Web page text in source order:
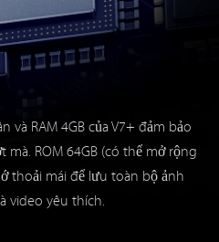
và RAM 4GB của V7+ đảm bảo
ROM 64GB (có thể mở rộng
thoải mái để lưu toàn bộ ảnh
video yêu thích.